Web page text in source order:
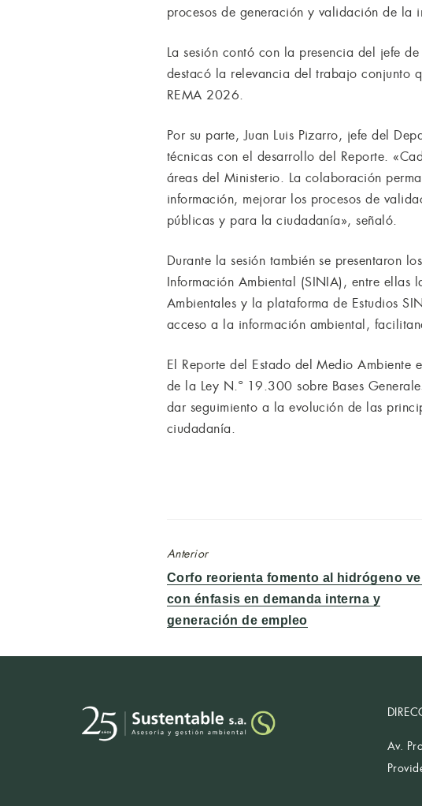
procesos de generación y validación de la
La sesión contó con la presencia del jefe
destacó la relevancia del trabajo conjunto
REMA 2026.
Por su parte, Juan Luis Pizarro, jefe del
técnicas con el desarrollo del Reporte.
áreas del Ministerio. La colaboración
información, mejorar los procesos de
públicas y para la ciudadanía», señaló.
Durante la sesión también se presentaron
Información Ambiental (SINIA), entre ellas
Ambientales y la plataforma de Estudios
acceso a la información ambiental,
El Reporte del Estado del Medio Ambiente
de la Ley N.º 19.300 sobre Bases
dar seguimiento a la evolución de las
ciudadanía.
Anterior
Entrada
anterior:
Corfo reorienta fomento al hidrógeno
con énfasis en demanda interna y
generación de empleo
Av.